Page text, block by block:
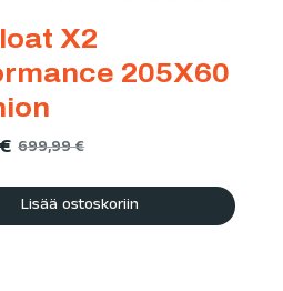
X2
205X60
€ 699,99€
Lisää ostoskoriin